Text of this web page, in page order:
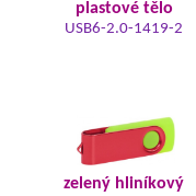
plastové tělo
USB6-2.0-1419-2
zelený hliníkový